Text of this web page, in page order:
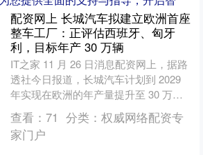
配资网上 长城汽车拟建立欧洲首座
整车工厂：正评估西班牙、匈牙
利，目标年产 30 万辆
IT之家 11 月 26 日消息配资网上，据路
透社今日报道，长城汽车计划到 2029
年实现在欧洲的年产量提升至 30 万
辆，并正加速确定当地首座整车工厂的
落地....
查看： 71 分类： 权威网络配资专
家门户